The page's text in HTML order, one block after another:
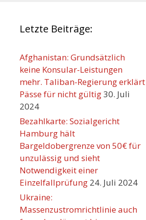
Letzte Beiträge:
Afghanistan: Grundsätzlich
keine Konsular-Leistungen
mehr. Taliban-Regierung erklärt
Pässe für nicht gültig30. Juli
2024
Bezahlkarte: Sozialgericht
Hamburg hält
Bargeldobergrenze von 50€ für
unzulässig und sieht
Notwendigkeit einer
Einzelfallprüfung 24. Juli 2024
Ukraine:
Massenzustromrichtlinie auch